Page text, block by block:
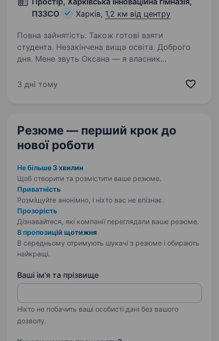
ПЗЗСО
Харків, 1,2 км від центру
Повна зайнятість. Також готові взяти
студента. Незакінчена вища освіта. Доброго
дня. Мене звуть Оксана — я власник
Харків. Зараз я шукаю у нашу команду —
3 дні тому
Резюме — перший крок до
нової роботи
Не більше 3 хвилин
Щоб створити та розмістити ваше резюме.
Приватність
Розміщуйте анонімно, і ніхто вас не впізнає.
Прозорість
Дізнавайтеся, які компанії переглядали ваше резюме.
8 пропозицій щотижня
В середньому отримують шукачі з резюме і обирають
найкращі.
Ваші ім'я та прізвище
Ніхто не побачить ваші особисті дані без вашого
дозволу.